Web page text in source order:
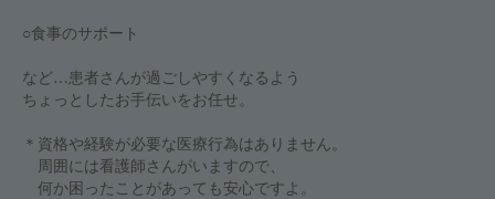
○食事のサポート
など…患者さんが過ごしやすくなるよう
ちょっとしたお手伝いをお任せ。
＊資格や経験が必要な医療行為はありません。
周囲には看護師さんがいますので、
何か困ったことがあっても安心ですよ。